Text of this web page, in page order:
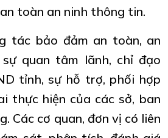
toàn an ninh thông tin.
tác bảo đảm an toàn, an
quan tâm lãnh, chỉ đạo
tỉnh, sự hỗ trợ, phối hợp
thực hiện của các sở, ban
Các cơ quan, đơn vị có liên